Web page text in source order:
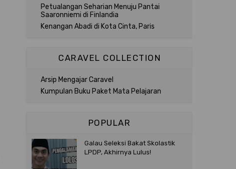
Petualangan Seharian Menuju Pantai
Saaronniemi di Finlandia
Kenangan Abadi di Kota Cinta, Paris
CARAVEL COLLECTION
Arsip Mengajar Caravel
Kumpulan Buku Paket Mata Pelajaran
POPULAR
Galau Seleksi Bakat Skolastik
LPDP, Akhirnya Lulus!